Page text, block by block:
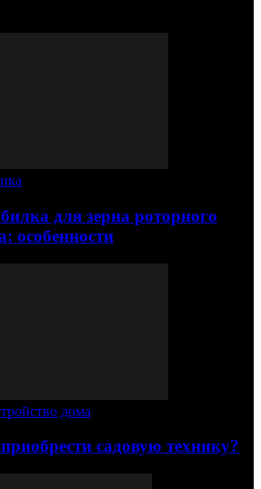
для зерна роторного
особенности
дома
садовую технику?